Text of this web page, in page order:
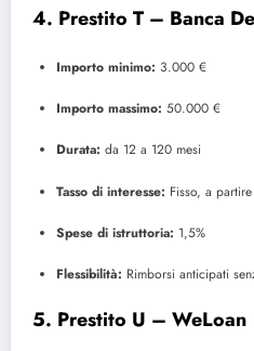
4. Prestito T – Banca
Importo minimo: 3.000 €
Importo massimo: 50.000 €
Durata: da 12 a 120 mesi
Tasso di interesse: Fisso, a
Spese di istruttoria: 1,5%
Flessibilità: Rimborsi anticipati
5. Prestito U – WeLoan